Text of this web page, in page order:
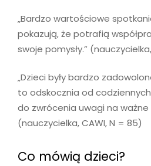
„Bardzo wartościowe
pokazują, że potrafią
swoje pomysły.”
„Dzieci były bardzo
to odskocznia od
do zwrócenia uwagi na ważne
(nauczycielka, CAWI, N = 85)
Co mówią dzieci?